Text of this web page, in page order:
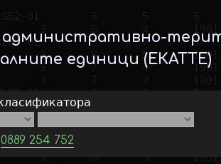
административно-
единици (ЕКАТТЕ)
0889 254 752